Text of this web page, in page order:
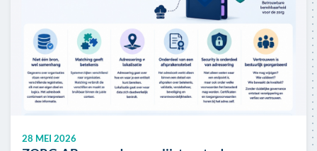
28 MEI 2026